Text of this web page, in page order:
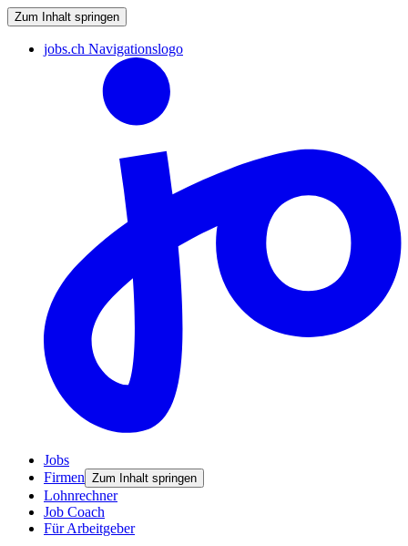
Zum Inhalt springen
jobs.ch Navigationslogo
Jobs
Firmen Zum Inhalt springen
Lohnrechner
Job Coach
Für Arbeitgeber